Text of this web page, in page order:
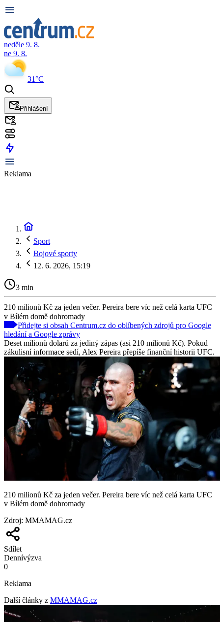
neděle 9. 8.
ne 9. 8.
31°C
Přihlášení
Reklama
Sport
Bojové sporty
12. 6. 2026, 15:19
3 min
210 milionů Kč za jeden večer. Pereira bere víc než celá karta UFC
v Bílém domě dohromady
Přidejte si obsah Centrum.cz do oblíbených zdrojů pro Google
hledání a Google zprávy
Deset milionů dolarů za jediný zápas (asi 210 milionů Kč). Pokud
zákulisní informace sedí, Alex Pereira přepíše finanční historii UFC.
210 milionů Kč za jeden večer. Pereira bere víc než celá karta UFC
v Bílém domě dohromady
Zdroj: MMAMAG.cz
Sdílet
Dennívýzva
0
Reklama
Další články z MMAMAG.cz